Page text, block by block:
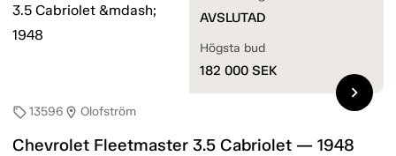
sell13596 location_on Olofström
Chevrolet Fleetmaster 3.5 Cabriolet — 1948
AVSLUTAD
Högsta bud
182 000 SEK
chevron_right